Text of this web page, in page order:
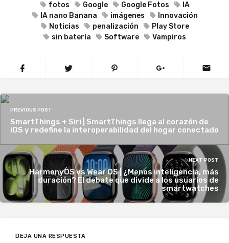
fotos
Google Google Fotos
IA
IA nano Banana
imágenes
Innovación
Noticias
penalización
Play Store
sin batería
Software Vampiros
PREVIOUS POST
SmartThings + Siri | SmartThings llega al corazón de
iOS y redefine la interoperabilidad del hogar conectado
NEXT POST
HarmonyOS vs Wear OS | ¿Menos inteligencia, más
duración? El debate que divide a los usuarios de
smartwatches
DEJA UNA RESPUESTA